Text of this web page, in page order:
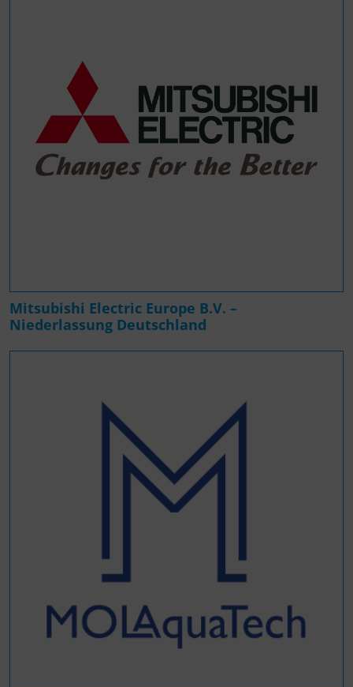
Mitsubishi Electric Europe B.V. –
Niederlassung Deutschland